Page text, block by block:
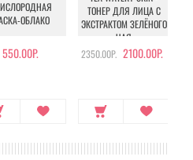
ОБЛАКО
550.00Р.
ТОНЕР ДЛЯ ЛИЦА С
ЭКСТРАКТОМ ЗЕЛЁНОГО
ЧАЯ
2350.00Р. 2100.00Р.